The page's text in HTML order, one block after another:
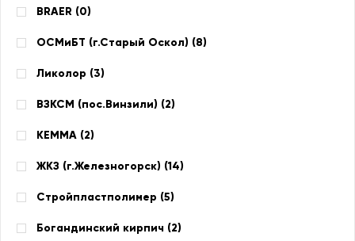
BRAER (0)
ОСМиБТ (г.Старый Оскол) (8)
Ликолор (3)
ВЗКСМ (пос.Винзили) (2)
КЕММА (2)
ЖКЗ (г.Железногорск) (14)
Стройпластполимер (5)
Богандинский кирпич (2)